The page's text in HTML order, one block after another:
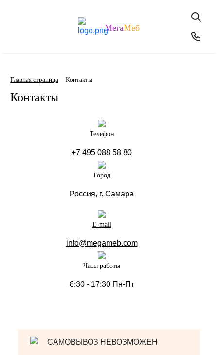
МегаМеб
Главная страница Контакты
Контакты
Телефон
+7 495 088 58 80
Город
Россия, г. Самара
E-mail
info@megameb.com
Часы работы
8:30 - 17:30 Пн-Пт
САМОВЫВОЗ НЕВОЗМОЖЕН